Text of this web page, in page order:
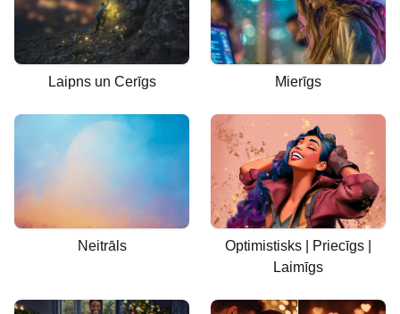
Laipns un Cerīgs Mierīgs
Neitrāls
Optimistisks | Priecīgs |
Laimīgs